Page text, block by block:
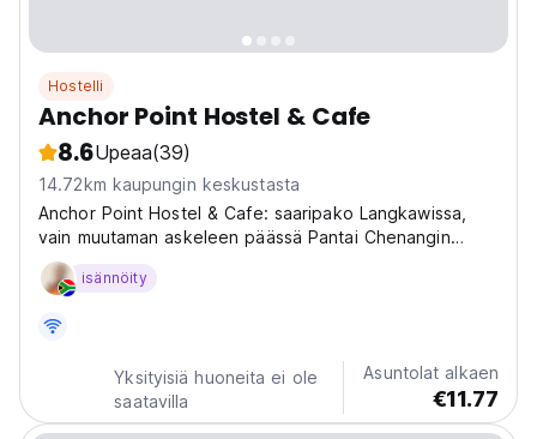
Hostelli
Anchor Point Hostel & Cafe
8.6Upeaa(39)
14.72km kaupungin keskustasta
Anchor Point Hostel & Cafe: saaripako Langkawissa,
vain muutaman askeleen päässä Pantai Chenangin
rannalta! Sosiaalinen hostelli, joka on täydellinen
muistojen luomiseen ja muiden matkailijoiden
isännöity
Yksityisiä huoneita ei ole
saatavilla
Asuntolat alkaen
€11.77